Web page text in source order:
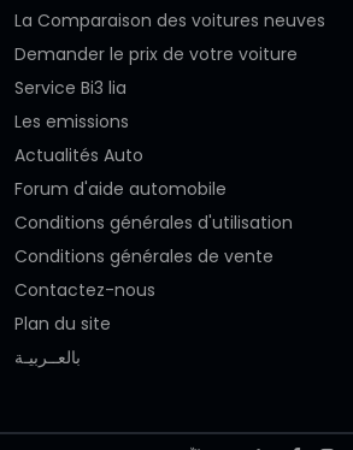
La Comparaison des voitures neuves
Demander le prix de votre voiture
Service Bi3 lia
Les emissions
Actualités Auto
Forum d'aide automobile
Conditions générales d'utilisation
Conditions générales de vente
Contactez-nous
Plan du site
بالعــربيـة